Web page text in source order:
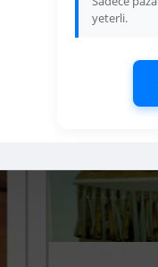
yeterli.